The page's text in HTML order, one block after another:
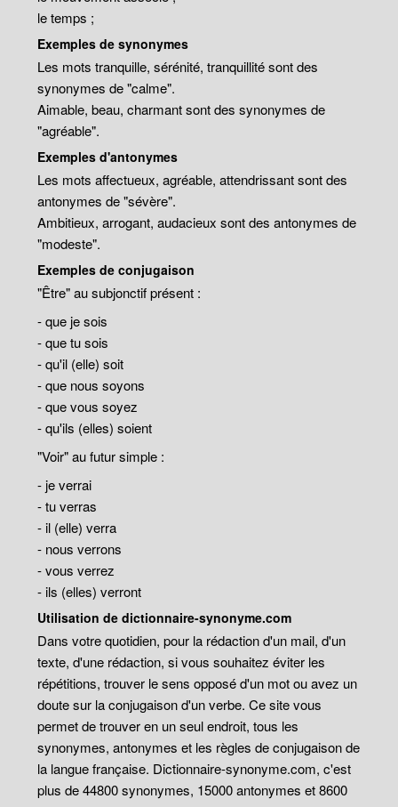
le temps ;
Exemples de synonymes
Les mots tranquille, sérénité, tranquillité sont des
synonymes de "calme".
Aimable, beau, charmant sont des synonymes de
"agréable".
Exemples d'antonymes
Les mots affectueux, agréable, attendrissant sont des
antonymes de "sévère".
Ambitieux, arrogant, audacieux sont des antonymes de
"modeste".
Exemples de conjugaison
"Être" au subjonctif présent :
- que je sois
- que tu sois
- qu'il (elle) soit
- que nous soyons
- que vous soyez
- qu'ils (elles) soient
"Voir" au futur simple :
- je verrai
- tu verras
- il (elle) verra
- nous verrons
- vous verrez
- ils (elles) verront
Utilisation de dictionnaire-synonyme.com
Dans votre quotidien, pour la rédaction d'un mail, d'un
texte, d'une rédaction, si vous souhaitez éviter les
répétitions, trouver le sens opposé d'un mot ou avez un
doute sur la conjugaison d'un verbe. Ce site vous
permet de trouver en un seul endroit, tous les
synonymes, antonymes et les règles de conjugaison de
la langue française. Dictionnaire-synonyme.com, c'est
plus de 44800 synonymes, 15000 antonymes et 8600